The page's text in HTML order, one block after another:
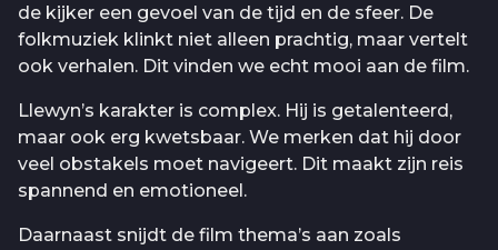
de kijker een gevoel van de tijd en de sfeer. De
folkmuziek klinkt niet alleen prachtig, maar vertelt
ook verhalen. Dit vinden we echt mooi aan de film.
Llewyn’s karakter is complex. Hij is getalenteerd,
maar ook erg kwetsbaar. We merken dat hij door
veel obstakels moet navigeert. Dit maakt zijn reis
spannend en emotioneel.
Daarnaast snijdt de film thema’s aan zoals